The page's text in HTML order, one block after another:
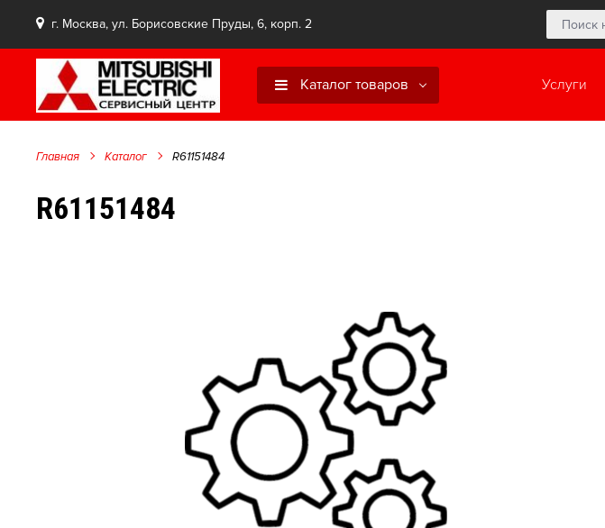
г. Москва, ул. Борисовские Пруды, 6, корп. 2
Услуги
Каталог товаров
Главная Каталог R61151484
R61151484